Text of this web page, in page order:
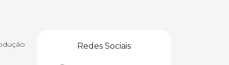
Redes Sociais